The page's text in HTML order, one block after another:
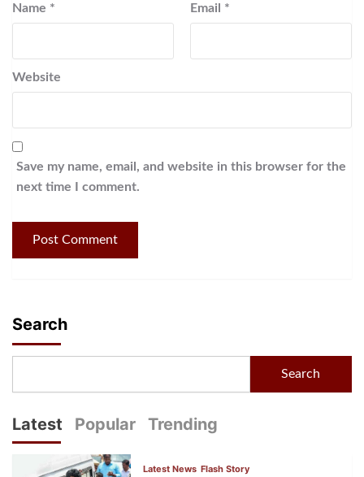
Name * Email *
Website
Save my name, email, and website in this browser for the
next time I comment.
Search
Search
Latest Popular Trending
Latest News Flash Story